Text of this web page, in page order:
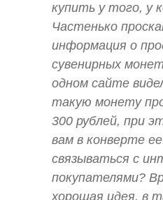
купить у того, у
Частенько
информация о
сувенирных
одном сайте
такую монету
300 рублей, при
вам в конверте
связываться с
покупателями?
хорошая идея, в